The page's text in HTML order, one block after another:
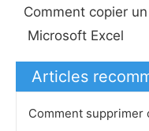
Comment copier
Microsoft Excel
Articles